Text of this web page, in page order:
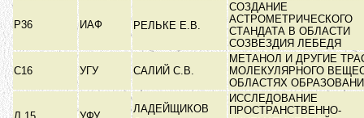
Р36 ИАФ РЕЛЬКЕ Е.В.
СОЗДАНИЕ
АСТРОМЕТРИЧЕСКОГО
СТАНДАТА В ОБЛАСТИ
СОЗВЕЗДИЯ ЛЕБЕДЯ
С16 УГУ САЛИЙ С.В.
МЕТАНОЛ И ДРУГИЕ
МОЛЕКУЛЯРНОГО
ОБЛАСТЯХ
ЛАДЕЙЩИКОВ
ИССЛЕДОВАНИЕ
ПРОСТРАНСТВЕННО-